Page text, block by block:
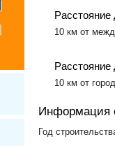
Расстояние
10 км от
Расстояние
10 км от
Информация
Год